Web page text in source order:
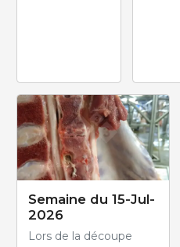
Semaine du 15-Jul-
2026
Lors de la découpe